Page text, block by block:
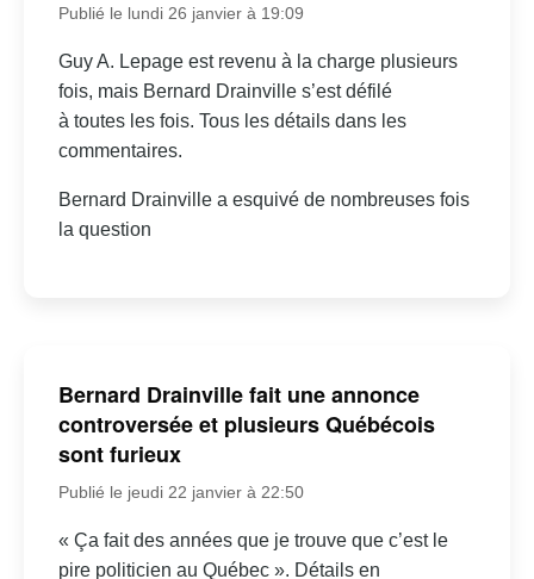
Publié le lundi 26 janvier à 19:09
Guy A. Lepage est revenu à la charge plusieurs
fois, mais Bernard Drainville s’est défilé
à toutes les fois. Tous les détails dans les
commentaires.
Bernard Drainville a esquivé de nombreuses fois
la question
Bernard Drainville fait une annonce
controversée et plusieurs Québécois
sont furieux
Publié le jeudi 22 janvier à 22:50
« Ça fait des années que je trouve que c’est le
pire politicien au Québec ». Détails en